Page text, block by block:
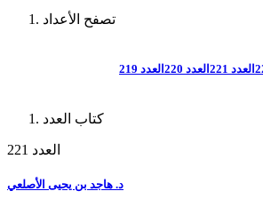
تصفح الأعداد
العدد 221 العدد 220 العدد 219
كتاب العدد
العدد 221
د. هاجد بن يحيى الأصلعي